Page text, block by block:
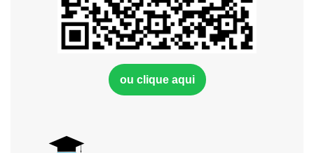
ou clique aqui